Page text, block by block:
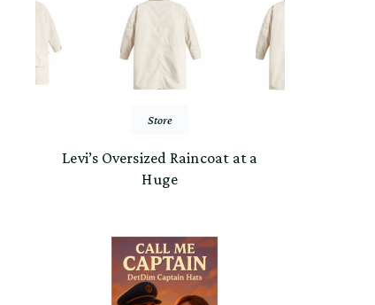
Store
Levi’s Oversized Raincoat at a
Huge